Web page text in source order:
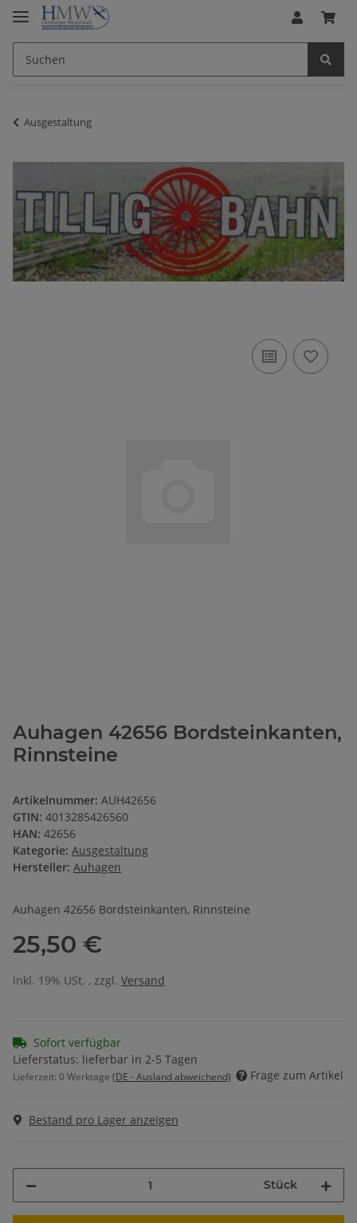
Ausgestaltung
Auhagen 42656 Bordsteinkanten,
Rinnsteine
Artikelnummer: AUH42656
GTIN: 4013285426560
HAN: 42656
Kategorie: Ausgestaltung
Hersteller: Auhagen
Auhagen 42656 Bordsteinkanten, Rinnsteine
25,50 €
inkl. 19% USt. , zzgl. Versand
Sofort verfügbar
Lieferstatus: lieferbar in 2-5 Tagen
Lieferzeit: 0 Werktage (DE - Ausland abweichend) Frage zum Artikel
Bestand pro Lager anzeigen
Stück